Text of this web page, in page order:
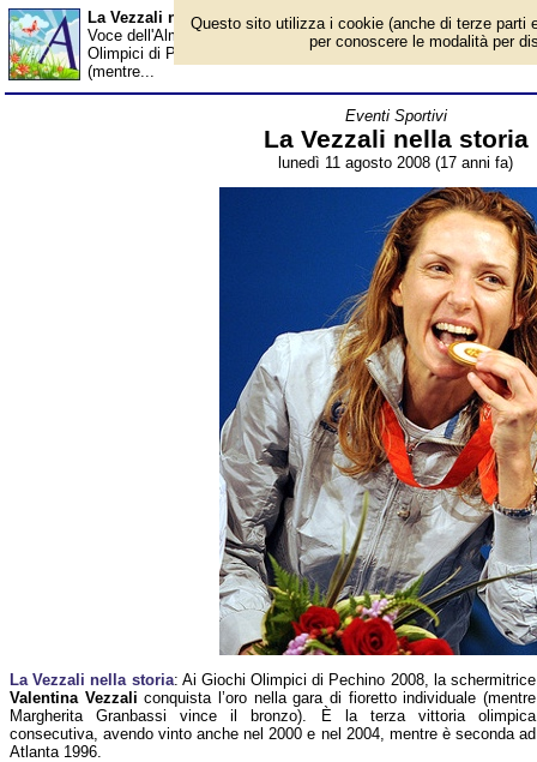
La Vezzali nella storia - Almanacco
Voce dell'Almanacco dell'11 agosto, per la rubrica 'Eventi
Olimpici di Pechino 2008, la schermitrice Valentina Vezzali
(mentre...
Eventi Sportivi
La Vezzali nella storia
lunedì 11 agosto 2008 (17 anni fa)
La Vezzali nella storia: Ai Giochi Olimpici di Pechino 2008, la schermitrice
Valentina Vezzali conquista l’oro nella gara di fioretto individuale (mentre
Margherita Granbassi vince il bronzo). È la terza vittoria olimpica
consecutiva, avendo vinto anche nel 2000 e nel 2004, mentre è seconda ad
Atlanta 1996.
Questo sito utilizza i cookie (anche di terze parti
per conoscere le modalità per